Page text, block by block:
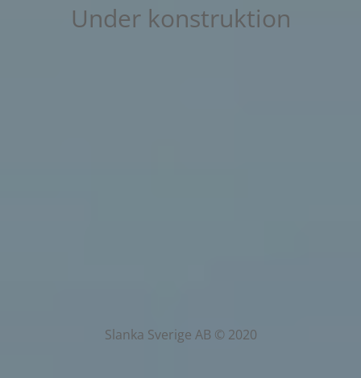
Under konstruktion
Slanka Sverige AB © 2020